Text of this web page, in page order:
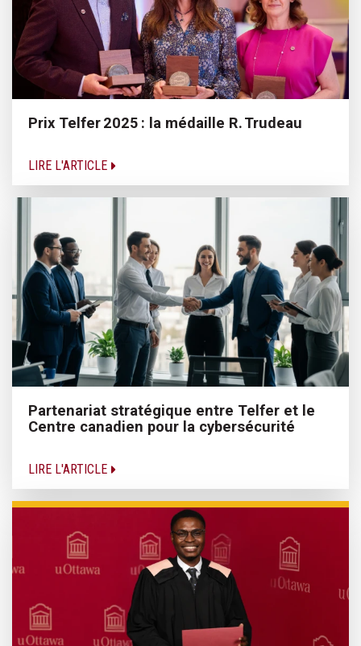
Prix Telfer 2025 : la médaille R. Trudeau
LIRE L'ARTICLE
Partenariat stratégique entre Telfer et le
Centre canadien pour la cybersécurité
LIRE L'ARTICLE